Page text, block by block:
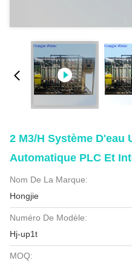
2 M3/h Système D'eau
Automatique PLC Et
Nom De La Marque:
Hongjie
Numéro De Modèle:
Hj-up1t
MOQ: